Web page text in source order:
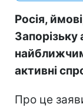
Росія,
активні
Про це